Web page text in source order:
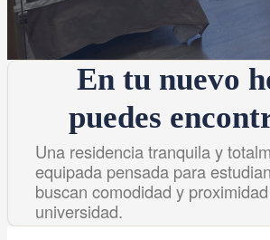
En tu nuevo
puedes
Una residencia tranquila y
equipada pensada para
buscan comodidad y
universidad.